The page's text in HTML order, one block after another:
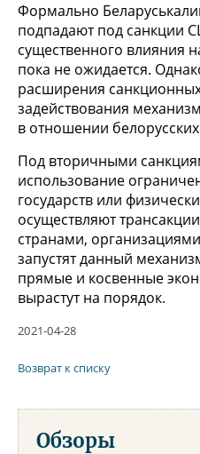
Формально
подпадают под санкции
существенного влияния
пока не ожидается.
расширения
задействования
в отношении
Под вторичными
использование
государств или
осуществляют
странами,
запустят данный
прямые и косвенные
вырастут на порядок.
2021-04-28
Возврат к списку
Обзоры